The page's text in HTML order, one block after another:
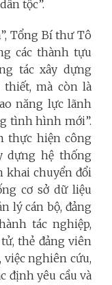
tộc”.
Tổng Bí thư Tô
các thành tựu
tác xây dựng
mà còn là
năng lực lãnh
tình hình mới”.
thực hiện công
dựng hệ thống
khai chuyển đổi
cơ sở dữ liệu
lý cán bộ, đảng
tác nghiệp,
thẻ đảng viên
việc nghiên cứu,
định yêu cầu và